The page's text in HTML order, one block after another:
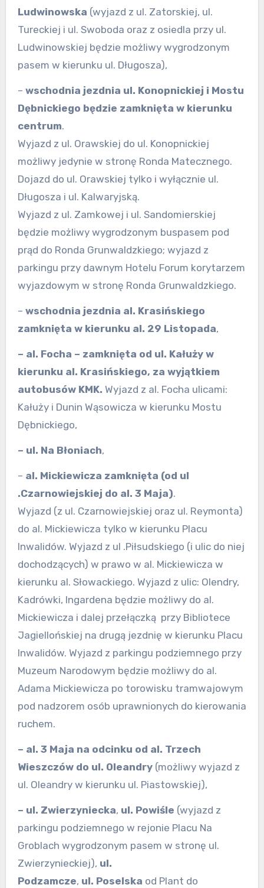
Ludwinowska (wyjazd z ul. Zatorskiej, ul.
Tureckiej i ul. Swoboda oraz z osiedla przy ul.
Ludwinowskiej będzie możliwy wygrodzonym
pasem w kierunku ul. Długosza),
– wschodnia jezdnia ul. Konopnickiej i Mostu
Dębnickiego będzie zamknięta w kierunku
centrum.
Wyjazd z ul. Orawskiej do ul. Konopnickiej
możliwy jedynie w stronę Ronda Matecznego.
Dojazd do ul. Orawskiej tylko i wyłącznie ul.
Długosza i ul. Kalwaryjską.
Wyjazd z ul. Zamkowej i ul. Sandomierskiej
będzie możliwy wygrodzonym buspasem pod
prąd do Ronda Grunwaldzkiego; wyjazd z
parkingu przy dawnym Hotelu Forum korytarzem
wyjazdowym w stronę Ronda Grunwaldzkiego.
– wschodnia jezdnia al. Krasińskiego
zamknięta w kierunku al. 29 Listopada,
– al. Focha – zamknięta od ul. Kałuży w
kierunku al. Krasińskiego, za wyjątkiem
autobusów KMK. Wyjazd z al. Focha ulicami:
Kałuży i Dunin Wąsowicza w kierunku Mostu
Dębnickiego,
– ul. Na Błoniach,
– al. Mickiewicza zamknięta (od ul
.Czarnowiejskiej do al. 3 Maja).
Wyjazd (z ul. Czarnowiejskiej oraz ul. Reymonta)
do al. Mickiewicza tylko w kierunku Placu
Inwalidów. Wyjazd z ul .Piłsudskiego (i ulic do niej
dochodzących) w prawo w al. Mickiewicza w
kierunku al. Słowackiego. Wyjazd z ulic: Olendry,
Kadrówki, Ingardena będzie możliwy do al.
Mickiewicza i dalej przełączką przy Bibliotece
Jagiellońskiej na drugą jezdnię w kierunku Placu
Inwalidów. Wyjazd z parkingu podziemnego przy
Muzeum Narodowym będzie możliwy do al.
Adama Mickiewicza po torowisku tramwajowym
pod nadzorem osób uprawnionych do kierowania
ruchem.
– al. 3 Maja na odcinku od al. Trzech
Wieszczów do ul. Oleandry(możliwy wyjazd z
ul. Oleandry w kierunku ul. Piastowskiej),
– ul. Zwierzyniecka, ul. Powiśle (wyjazd z
parkingu podziemnego w rejonie Placu Na
Groblach wygrodzonym pasem w stronę ul.
Zwierzynieckiej), ul.
Podzamcze, ul. Poselska od Plant do